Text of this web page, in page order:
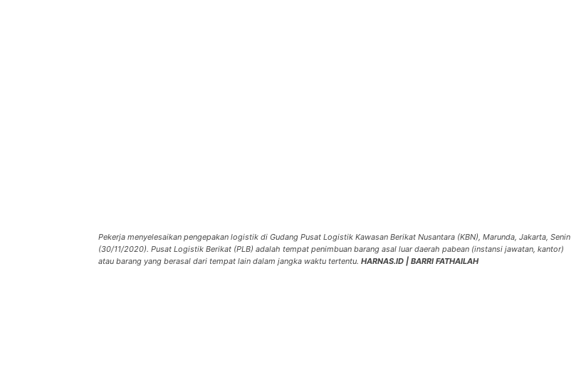
Pekerja menyelesaikan pengepakan logistik di Gudang Pusat Logistik Kawasan Berikat Nusantara (KBN), Marunda, Jakarta, Senin
(30/11/2020). Pusat Logistik Berikat (PLB) adalah tempat penimbuan barang asal luar daerah pabean (instansi jawatan, kantor)
atau barang yang berasal dari tempat lain dalam jangka waktu tertentu. HARNAS.ID | BARRI FATHAILAH